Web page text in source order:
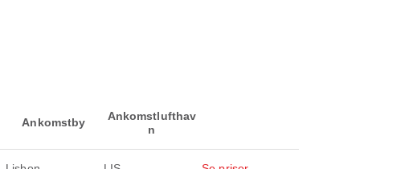
Ankomstby
Ankomstlufthav
n